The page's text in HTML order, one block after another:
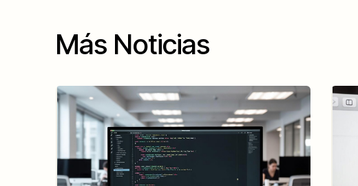
Más Noticias